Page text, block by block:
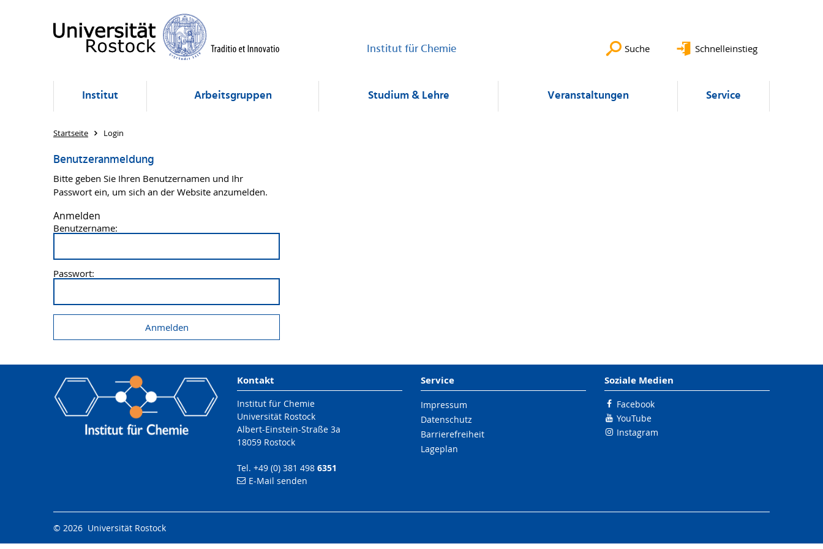
Institut für Chemie Suche Schnelleinstieg
Institut Arbeitsgruppen Studium & Lehre Veranstaltungen Service
Startseite Login
Benutzeranmeldung
Bitte geben Sie Ihren Benutzernamen und Ihr
Passwort ein, um sich an der Website anzumelden.
Anmelden
Benutzername:
Passwort:
Kontakt
Institut für Chemie
Universität Rostock
Albert-Einstein-Straße 3a
18059 Rostock
Tel. +49 (0) 381 498 6351
E-Mail senden
Service
Impressum
Datenschutz
Barrierefreiheit
Lageplan
Soziale Medien
Facebook
YouTube
Instagram
© 2026 Universität Rostock